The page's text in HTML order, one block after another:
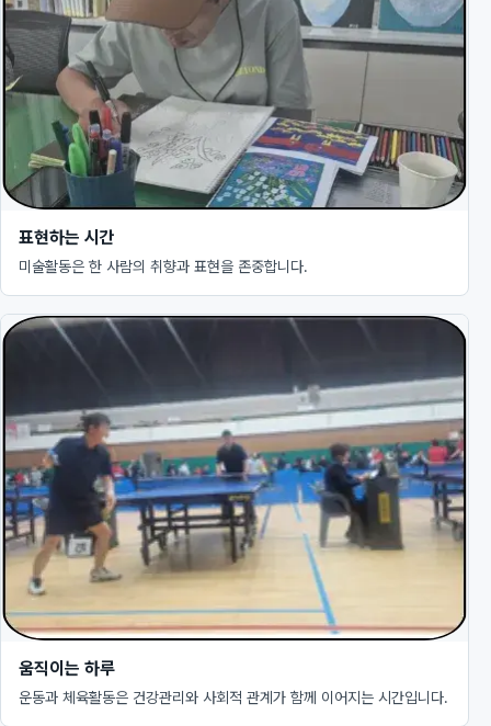
표현하는 시간
미술활동은 한 사람의 취향과 표현을 존중합니다.
움직이는 하루
운동과 체육활동은 건강관리와 사회적 관계가 함께 이어지는 시간입니다.